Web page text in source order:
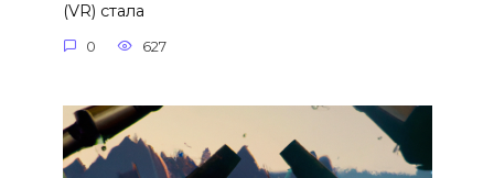
(VR) стала
0 627